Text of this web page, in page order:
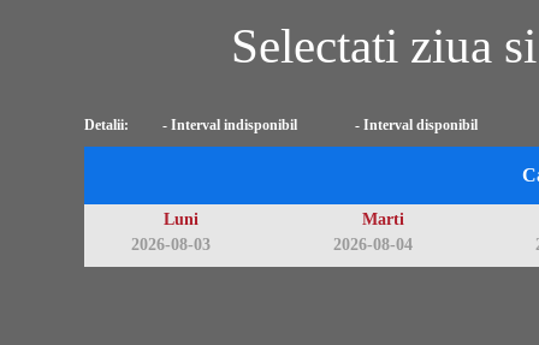
Selectati ziua
Detalii: - Interval indisponibil - Interval disponibil
Luni
2026-08-03
Marti
2026-08-04